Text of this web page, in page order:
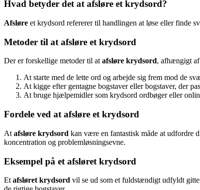
Hvad betyder det at afsløre et krydsord?
Afsløre et krydsord refererer til handlingen at løse eller finde
Metoder til at afsløre et krydsord
Der er forskellige metoder til atafsløre krydsord, afhængigt
At starte med de lette ord og arbejde sig frem mod de
At kigge efter gentagne bogstaver eller bogstaver, der
At bruge hjælpemidler som krydsord ordbøger eller
Fordele ved at afsløre et krydsord
At afsløre krydsord kan være en fantastisk måde at udfordre
koncentration og problemløsningsevne.
Eksempel på et afsløret krydsord
Et afsløret krydsord vil se ud som et fuldstændigt udfyldt